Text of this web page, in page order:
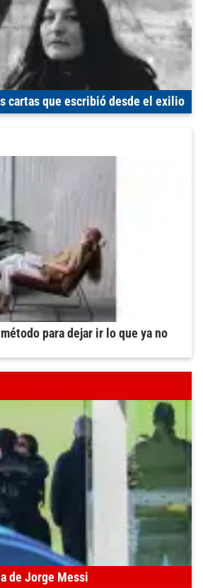
cartas que escribió desde el exilio
para dejar ir lo que ya no
de Jorge Messi